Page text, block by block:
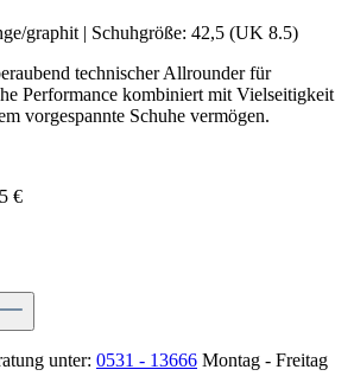
graphit | Schuhgröße: 42,5 (UK 8.5)
technischer Allrounder für
Performance kombiniert mit Vielseitigkeit
vorgespannte Schuhe vermögen.
€
unter: 0531 - 13666 Montag - Freitag